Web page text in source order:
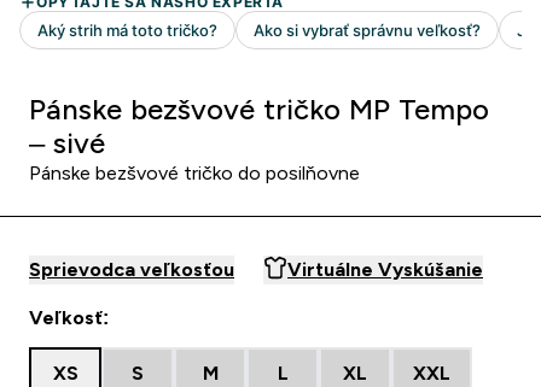
Pánske bezšvové tričko MP Tempo
– sivé
Pánske bezšvové tričko do posilňovne
Sprievodca veľkosťou Virtuálne Vyskúšanie
Veľkosť:
XS S M L XL XXL